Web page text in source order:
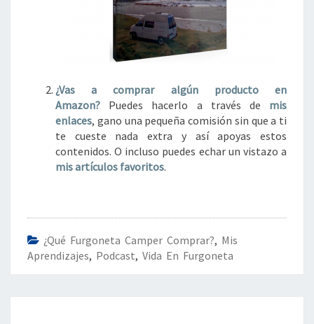
¿Vas a comprar algúnproducto en
Amazon? Puedes hacerlo a través de mis
enlaces, gano una pequeña comisión sin que a ti
te cueste nada extra y así apoyas estos
contenidos. O incluso puedes echar un vistazo a
mis artículos favoritos.
¿Qué Furgoneta Camper Comprar?, Mis
Aprendizajes, Podcast, Vida En Furgoneta